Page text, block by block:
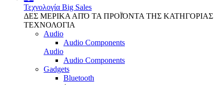
Τεχνολογία Big Sales
ΔΕΣ ΜΕΡΙΚΑ ΑΠΌ ΤΑ ΠΡΟΪΌΝΤΑ ΤΗΣ ΚΑΤΗΓΟΡΙΑΣ
ΤΕΧΝΟΛΟΓΙΑ
Audio
Audio Components
Audio
Audio Components
Gadgets
Bluetooth